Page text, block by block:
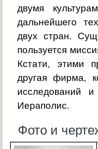
двумя
дальнейшего
двух стран.
пользуется
Кстати, этими
другая фирма,
исследований
Иераполис.
Фото и